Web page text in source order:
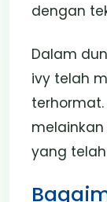
dengan
Dalam
ivy telah
terhormat.
yang